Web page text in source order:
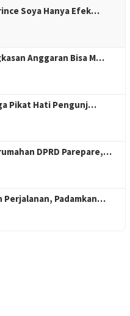
Soya Hanya Efek…
Anggaran Bisa M…
Pikat Hati Pengunj…
DPRD Parepare,…
Perjalanan, Padamkan…